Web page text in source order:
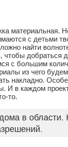
материальная.
с детьми
найти
добраться
с большим
из чего
накладно.
И в каждом
то.
в